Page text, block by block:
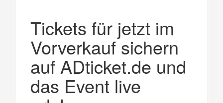
Tickets für jetzt im
Vorverkauf sichern
auf ADticket.de und
das Event live